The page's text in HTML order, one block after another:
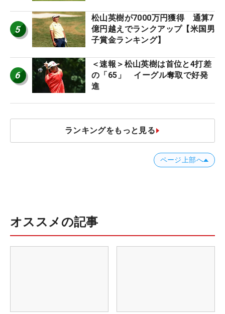
5
松山英樹が7000万円獲得 通算7
億円越えでランクアップ【米国男
子賞金ランキング】
6
＜速報＞松山英樹は首位と4打差
の「65」 イーグル奪取で好発
進
ランキングをもっと見る
ページ上部へ
オススメの記事